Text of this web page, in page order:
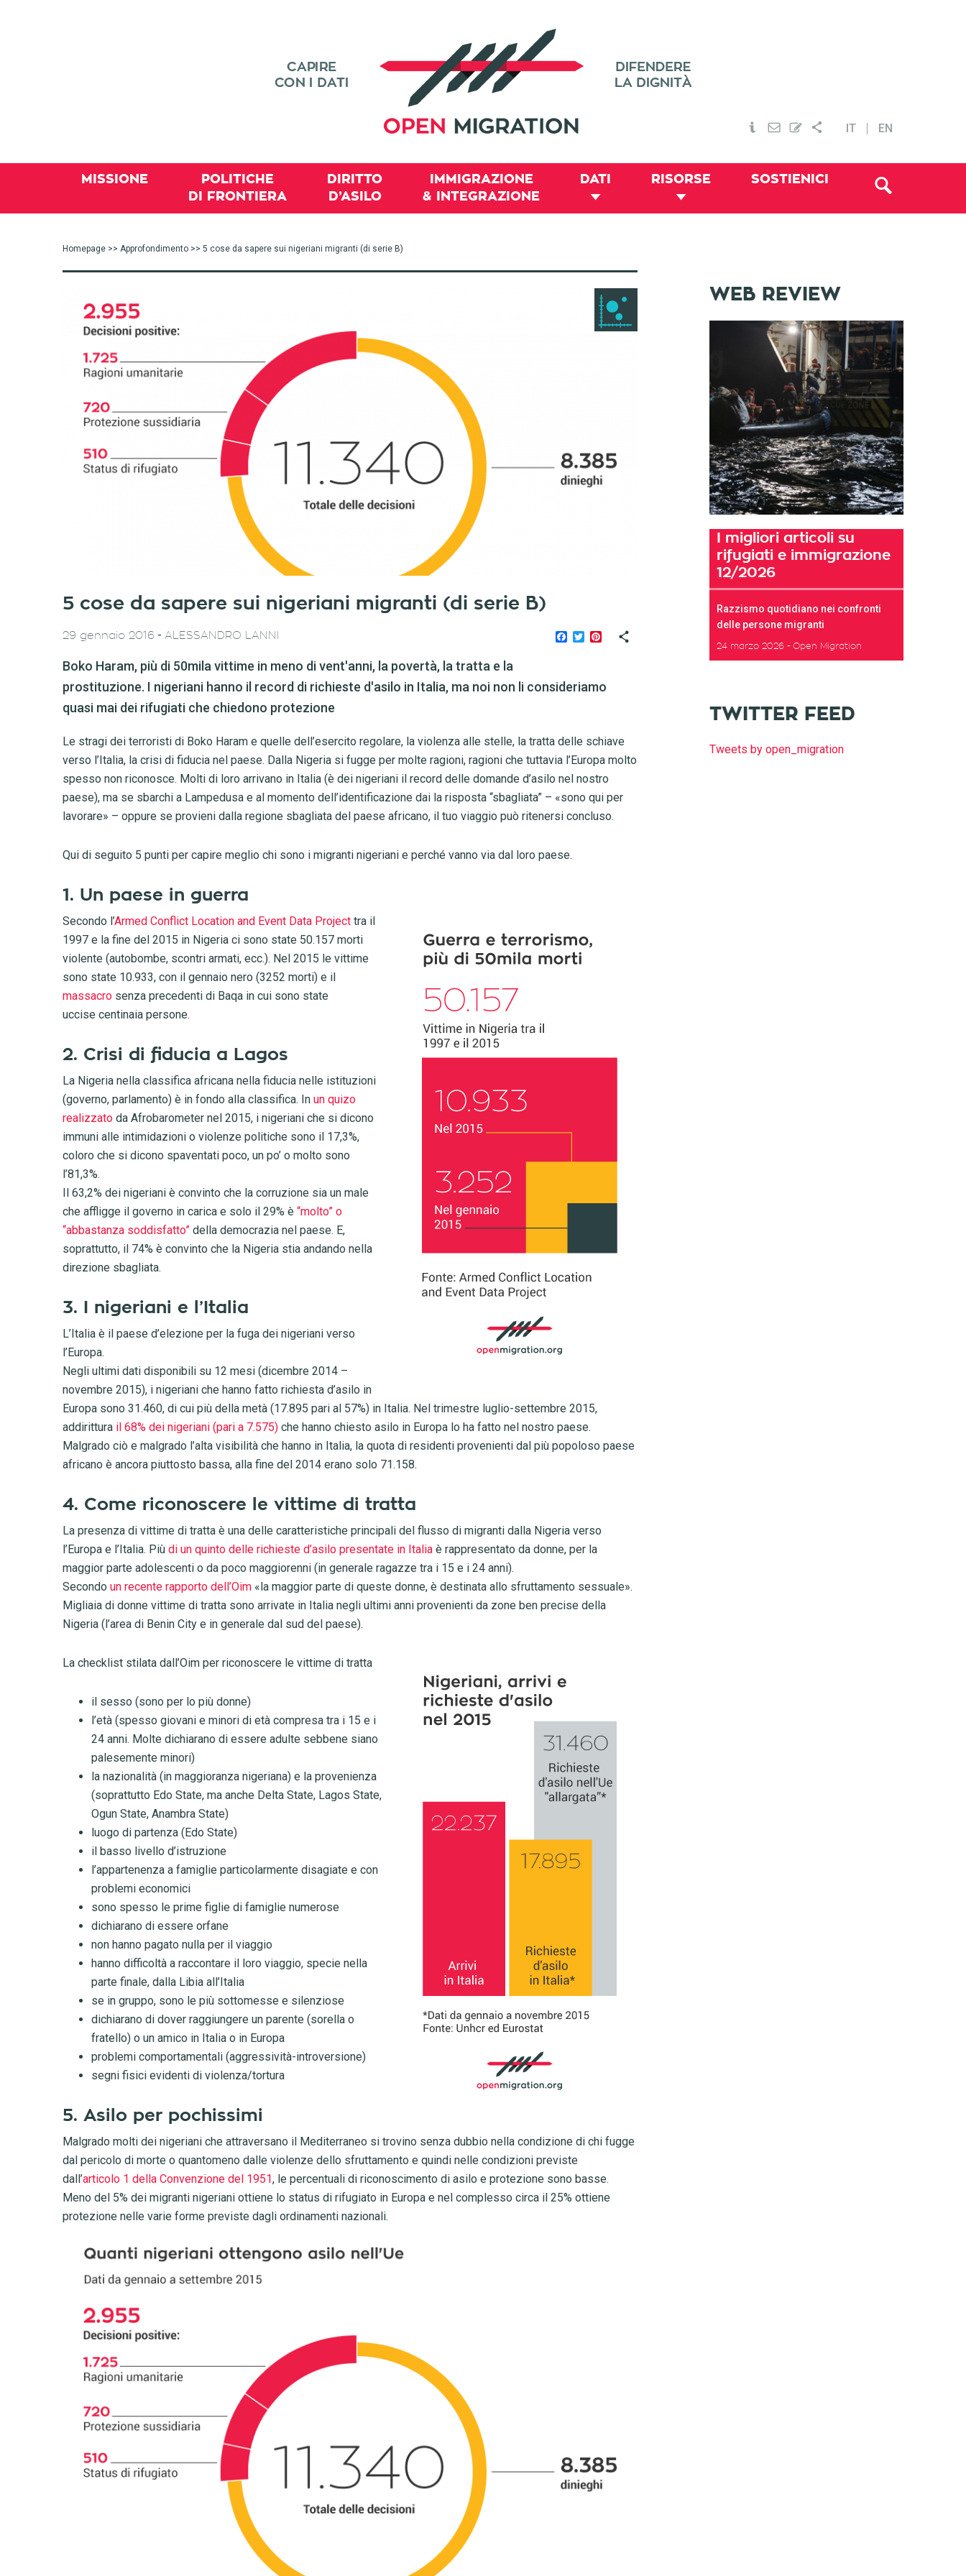
IT EN
MISSIONE
POLITICHE
DI FRONTIERA
DIRITTO
D’ASILO
IMMIGRAZIONE
& INTEGRAZIONE
DATI RISORSE SOSTIENICI
Homepage >> Approfondimento >> 5 cose da sapere sui nigeriani migranti (di serie B)
5 cose da sapere sui nigeriani migranti (di serie B)
Facebook
TwitterPinterest
29 gennaio 2016 - ALESSANDRO LANNI
Boko Haram, più di 50mila vittime in meno di vent'anni, la povertà, la tratta e la
prostituzione. I nigeriani hanno il record di richieste d'asilo in Italia, ma noi non li consideriamo
quasi mai dei rifugiati che chiedono protezione
Le stragi dei terroristi di Boko Haram e quelle dell’esercito regolare, la violenza alle stelle, la tratta delle schiave
verso l’Italia, la crisi di fiducia nel paese. Dalla Nigeria si fugge per molte ragioni, ragioni che tuttavia l’Europa molto
spesso non riconosce. Molti di loro arrivano in Italia (è dei nigeriani il record delle domande d’asilo nel nostro
paese), ma se sbarchi a Lampedusa e al momento dell’identificazione dai la risposta “sbagliata” – «sono qui per
lavorare» – oppure se provieni dalla regione sbagliata del paese africano, il tuo viaggio può ritenersi concluso.
Qui di seguito 5 punti per capire meglio chi sono i migranti nigeriani e perché vanno via dal loro paese.
1. Un paese in guerra
Secondo l’Armed Conflict Location and Event Data Project tra il
1997 e la fine del 2015 in Nigeria ci sono state 50.157 morti
violente (autobombe, scontri armati, ecc.). Nel 2015 le vittime
sono state 10.933, con il gennaio nero (3252 morti) e il
massacro senza precedenti di Baqa in cui sono state
uccise centinaia persone.
2. Crisi di fiducia a Lagos
La Nigeria nella classifica africana nella fiducia nelle istituzioni
(governo, parlamento) è in fondo alla classifica. In un quizo
realizzato da Afrobarometer nel 2015, i nigeriani che si dicono
immuni alle intimidazioni o violenze politiche sono il 17,3%,
coloro che si dicono spaventati poco, un po’ o molto sono
l’81,3%.
Il 63,2% dei nigeriani è convinto che la corruzione sia un male
che affligge il governo in carica e solo il 29% è “molto” o
“abbastanza soddisfatto” della democrazia nel paese. E,
soprattutto, il 74% è convinto che la Nigeria stia andando nella
direzione sbagliata.
3. I nigeriani e l’Italia
L’Italia è il paese d’elezione per la fuga dei nigeriani verso
l’Europa.
Negli ultimi dati disponibili su 12 mesi (dicembre 2014 –
novembre 2015), i nigeriani che hanno fatto richiesta d’asilo in
Europa sono 31.460, di cui più della metà (17.895 pari al 57%) in Italia. Nel trimestre luglio-settembre 2015,
addirittura il 68% dei nigeriani (pari a 7.575) che hanno chiesto asilo in Europa lo ha fatto nel nostro paese.
Malgrado ciò e malgrado l’alta visibilità che hanno in Italia, la quota di residenti provenienti dal più popoloso paese
africano è ancora piuttosto bassa, alla fine del 2014 erano solo 71.158.
4. Come riconoscere le vittime di tratta
La presenza di vittime di tratta è una delle caratteristiche principali del flusso di migranti dalla Nigeria verso
l’Europa e l’Italia. Più di un quinto delle richieste d’asilo presentate in Italia è rappresentato da donne, per la
maggior parte adolescenti o da poco maggiorenni (in generale ragazze tra i 15 e i 24 anni).
Secondo un recente rapporto dell’Oim «la maggior parte di queste donne, è destinata allo sfruttamento sessuale».
Migliaia di donne vittime di tratta sono arrivate in Italia negli ultimi anni provenienti da zone ben precise della
Nigeria (l’area di Benin City e in generale dal sud del paese).
La checklist stilata dall’Oim per riconoscere le vittime di tratta
il sesso (sono per lo più donne)
l’età (spesso giovani e minori di età compresa tra i 15 e i
24 anni. Molte dichiarano di essere adulte sebbene siano
palesemente minori)
la nazionalità (in maggioranza nigeriana) e la provenienza
(soprattutto Edo State, ma anche Delta State, Lagos State,
Ogun State, Anambra State)
luogo di partenza (Edo State)
il basso livello d’istruzione
l’appartenenza a famiglie particolarmente disagiate e con
problemi economici
sono spesso le prime figlie di famiglie numerose
dichiarano di essere orfane
non hanno pagato nulla per il viaggio
hanno difficoltà a raccontare il loro viaggio, specie nella
parte finale, dalla Libia all’Italia
se in gruppo, sono le più sottomesse e silenziose
dichiarano di dover raggiungere un parente (sorella o
fratello) o un amico in Italia o in Europa
problemi comportamentali (aggressività-introversione)
segni fisici evidenti di violenza/tortura
5. Asilo per pochissimi
Malgrado molti dei nigeriani che attraversano il Mediterraneo si trovino senza dubbio nella condizione di chi fugge
dal pericolo di morte o quantomeno dalle violenze dello sfruttamento e quindi nelle condizioni previste
dall’articolo 1 della Convenzione del 1951, le percentuali di riconoscimento di asilo e protezione sono basse.
Meno del 5% dei migranti nigeriani ottiene lo status di rifugiato in Europa e nel complesso circa il 25% ottiene
protezione nelle varie forme previste dagli ordinamenti nazionali.
WEB REVIEW
I migliori articoli su
rifugiati e immigrazione
12/2026
Razzismo quotidiano nei confronti
delle persone migranti
24 marzo 2026 Open Migration
TWITTER FEED
Tweets by open_migration